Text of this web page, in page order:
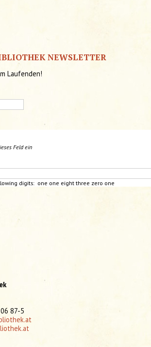
NEWSLETTER
Laufenden!
Feld ein
digits: one one eight three zero one
87-5